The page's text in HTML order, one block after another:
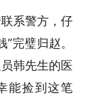
系警方，仔
完璧归赵。
韩先生的医
能捡到这笔